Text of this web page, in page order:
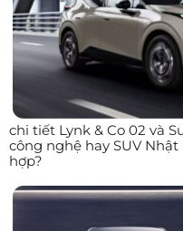
chi tiết Lynk & Co 02 và
công nghệ hay SUV
hợp?